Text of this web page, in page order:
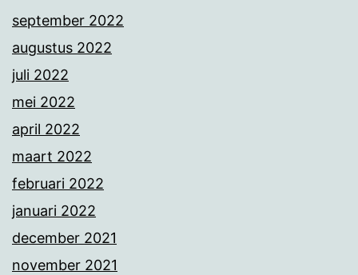
september 2022
augustus 2022
juli 2022
mei 2022
april 2022
maart 2022
februari 2022
januari 2022
december 2021
november 2021